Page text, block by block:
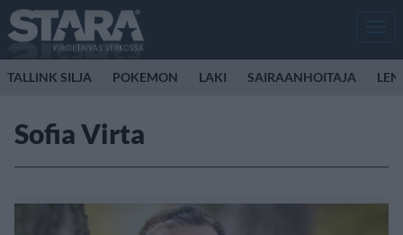
TALLINK SILJA POKEMON LAKI SAIRAANHOITAJA
Sofia Virta